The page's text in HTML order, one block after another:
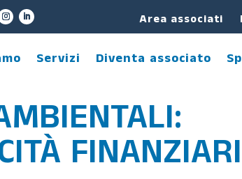
Area associati
Servizi Diventa associato